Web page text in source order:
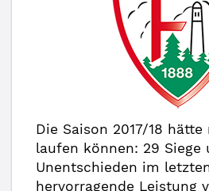
Die Saison 2017/18
laufen können: 29 Siege
Unentschieden im
hervorragende Leistung